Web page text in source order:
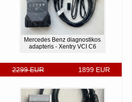
Mercedes Benz diagnostikos
adapteris - Xentry VCI C6
2299 EUR 1899 EUR